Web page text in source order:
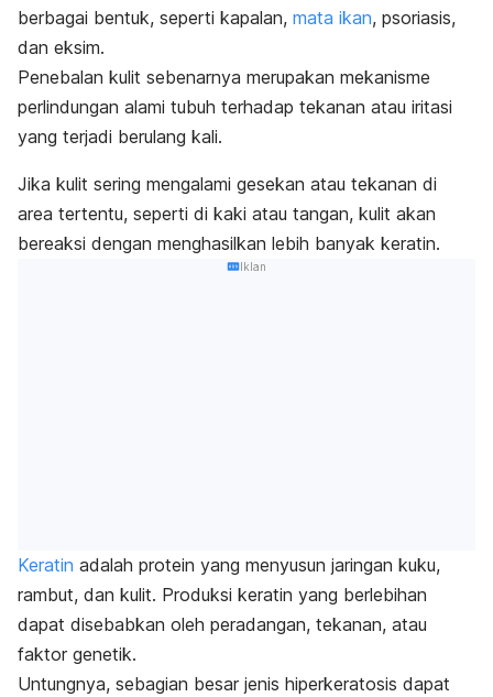
berbagai bentuk, seperti kapalan, mata ikan, psoriasis,
dan eksim.
Penebalan kulit sebenarnya merupakan mekanisme
perlindungan alami tubuh terhadap tekanan atau iritasi
yang terjadi berulang kali.
Jika kulit sering mengalami gesekan atau tekanan di
area tertentu, seperti di kaki atau tangan, kulit akan
bereaksi dengan menghasilkan lebih banyak keratin.
Iklan
Keratin adalah protein yang menyusun jaringan kuku,
rambut, dan kulit. Produksi keratin yang berlebihan
dapat disebabkan oleh peradangan, tekanan, atau
faktor genetik.
Untungnya, sebagian besar jenis hiperkeratosis dapat